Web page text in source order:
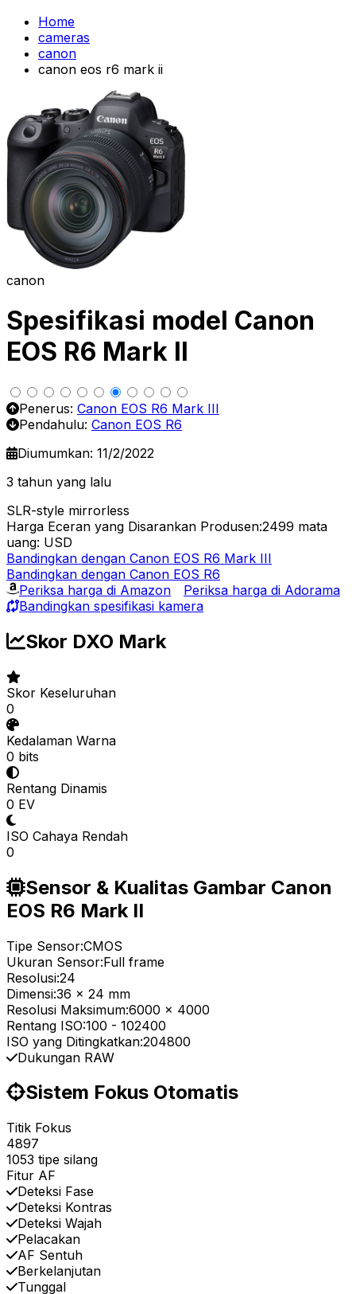
Home
cameras
canon
canon eos r6 mark ii
canon
Spesifikasi model Canon
EOS R6 Mark II
Penerus: Canon EOS R6 Mark III
Pendahulu: Canon EOS R6
Diumumkan: 11/2/2022
3 tahun yang lalu
SLR-style mirrorless
Harga Eceran yang Disarankan Produsen:2499 mata
uang: USD
Bandingkan dengan Canon EOS R6 Mark III
Bandingkan dengan Canon EOS R6
Periksa harga di Amazon
Periksa harga di Adorama
Bandingkan spesifikasi kamera
Skor DXO Mark
Skor Keseluruhan
0
Kedalaman Warna
0 bits
Rentang Dinamis
0 EV
ISO Cahaya Rendah
0
Sensor & Kualitas Gambar Canon
EOS R6 Mark II
Tipe Sensor:CMOS
Ukuran Sensor:Full frame
Resolusi:24
Dimensi:36 x 24 mm
Resolusi Maksimum:6000 x 4000
Rentang ISO:100 - 102400
ISO yang Ditingkatkan:204800
Dukungan RAW
Sistem Fokus Otomatis
Titik Fokus
4897
1053 tipe silang
Fitur AF
Deteksi Fase
Deteksi Kontras
Deteksi Wajah
Pelacakan
AF Sentuh
Berkelanjutan
Tunggal